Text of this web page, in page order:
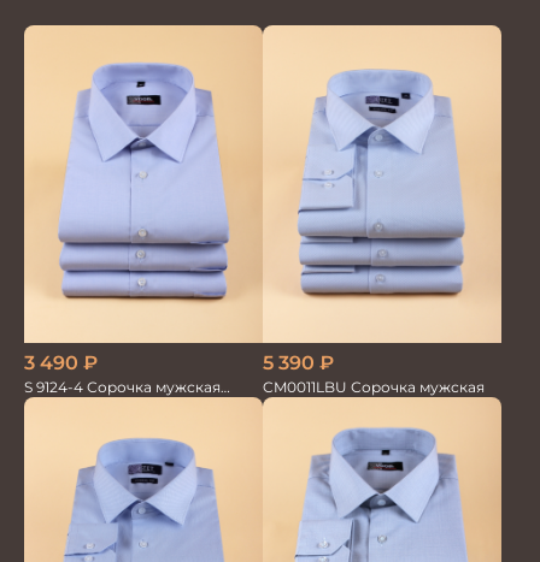
3 490 ₽
S 9124-4 Сорочка мужская
короткий рукав
5 390 ₽
CM0011LBU Сорочка мужская